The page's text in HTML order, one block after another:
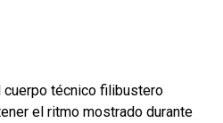
técnico filibustero
el ritmo mostrado durante